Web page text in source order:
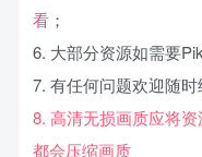
看 ；
6. 大部分资源如需要
7. 有任何问题欢迎随
8. 高清无损画质应将
都会压缩画质